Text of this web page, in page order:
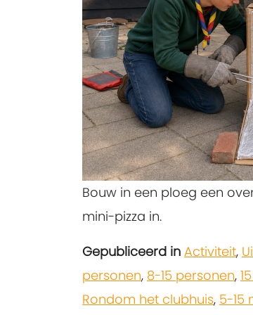
Bouw in een ploeg een
mini-pizza in.
Gepubliceerd in Activiteit,
personen, 8-15 personen,
Rondom het clubhuis, 5-15